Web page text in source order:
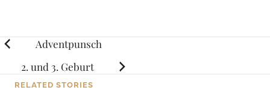
Posts
navigation
Adventpunsch
2. und 3. Geburt
RELATED STORIES